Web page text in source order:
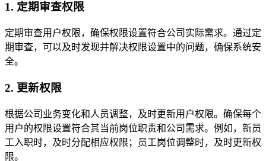
1. 定期审查权限
定期审查用户权限，确保权限设置符合公司实际需求。通过定
期审查，可以及时发现并解决权限设置中的问题，确保系统安
全。
2. 更新权限
根据公司业务变化和人员调整，及时更新用户权限。确保每个
用户的权限设置符合其当前岗位职责和公司需求。例如，新员
工入职时，及时分配相应权限；员工岗位调整时，及时更新权
限。